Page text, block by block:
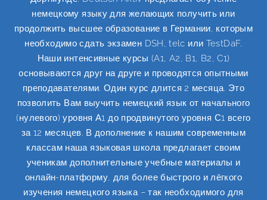
немецкому языку для желающих получить или
продолжить высшее образование в Германии, которым
необходимо сдать экзамен DSH, telc или TestDaF.
Наши интенсивные курсы (A1, A2, B1, B2, C1)
основываются друг на друге и проводятся опытными
преподавателями. Один курс длится 2 месяца. Это
позволить Вам выучить немецкий язык от начального
(нулевого) уровня А1 до продвинутого уровня С1 всего
за 12 месяцев. В дополнение к нашим современным
классам наша языковая школа предлагает своим
ученикам дополнительные учебные материалы и
онлайн-платформу, для более быстрого и лёгкого
изучения немецкого языка – так необходимого для